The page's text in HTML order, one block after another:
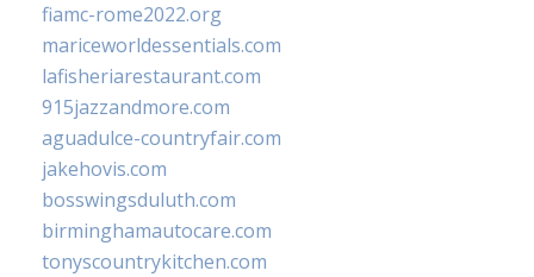
fiamc-rome2022.org
mariceworldessentials.com
lafisheriarestaurant.com
915jazzandmore.com
aguadulce-countryfair.com
jakehovis.com
bosswingsduluth.com
birminghamautocare.com
tonyscountrykitchen.com